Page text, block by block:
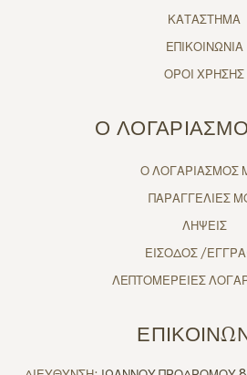
ΚΑΤΑΣΤΗΜΑ
ΕΠΙΚΟΙΝΩΝΙΑ
ΟΡΟΙ ΧΡΗΣΗΣ
Ο
Ο ΛΟΓΑΡΙΑΣΜΟΣ
ΠΑΡΑΓΓΕΛΙΕΣ
ΛΗΨΕΙΣ
ΕΙΣΟΔΟΣ /
ΛΕΠΤΟΜΕΡΕΙΕΣ